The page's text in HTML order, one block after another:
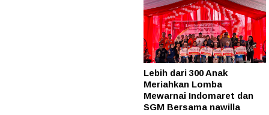
Lebih dari 300 Anak
Meriahkan Lomba
Mewarnai Indomaret dan
SGM Bersama nawilla